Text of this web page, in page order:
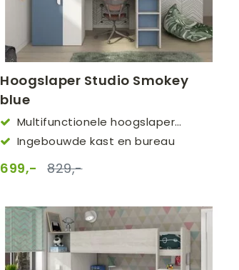
Hoogslaper Studio Smokey
blue
Multifunctionele hoogslaper
(90x200cm)
Ingebouwde kast en bureau
699,- 829,-